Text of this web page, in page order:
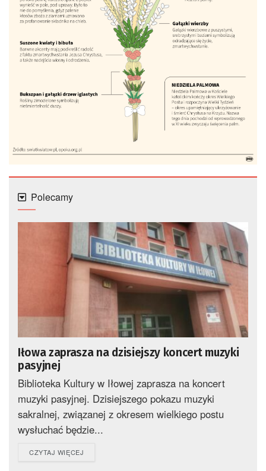
Polecamy
Iłowa zaprasza na dzisiejszy koncert muzyki
pasyjnej
Biblioteka Kultury w Iłowej zaprasza na koncert
muzyki pasyjnej. Dzisiejszego pokazu muzyki
sakralnej, związanej z okresem wielkiego postu
wysłuchać będzie...
CZYTAJ WIĘCEJ